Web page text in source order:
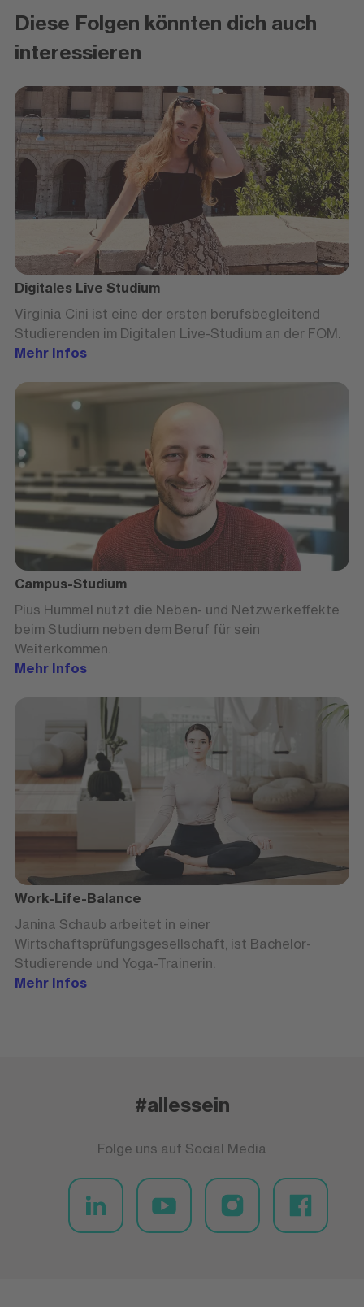
Diese Folgen könnten dich auch
interessieren
Digitales Live Studium
Virginia Cini ist eine der ersten berufsbegleitend
Studierenden im Digitalen Live-Studium an der FOM.
Mehr Infos
Campus-Studium
Pius Hummel nutzt die Neben- und Netzwerkeffekte
beim Studium neben dem Beruf für sein
Weiterkommen.
Mehr Infos
Work-Life-Balance
Janina Schaub arbeitet in einer
Wirtschaftsprüfungsgesellschaft, ist Bachelor-
Studierende und Yoga-Trainerin.
Mehr Infos
#allessein
Folge uns auf Social Media